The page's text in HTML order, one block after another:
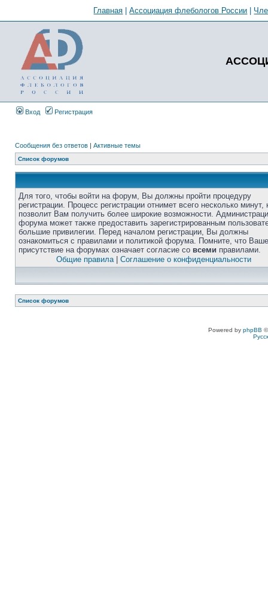
Главная |Ассоциация флебологов России
Вход Регистрация
Сообщения без ответов | Активные темы
Список форумов
Для того, чтобы войти на форум, Вы должны пройти процедуру
регистрации. Процесс регистрации отнимет всего несколько минут,
позволит Вам получить более широкие возможности.
форума может также предоставить зарегистрированным
большие привилегии. Перед началом регистрации, Вы должны
ознакомиться с правилами и политикой форума. Помните, что Ваше
присутствие на форумах означает согласие со всеми правилами.
Общие правила|Соглашение о конфиденциальности
Список форумов
Powered by phpBB